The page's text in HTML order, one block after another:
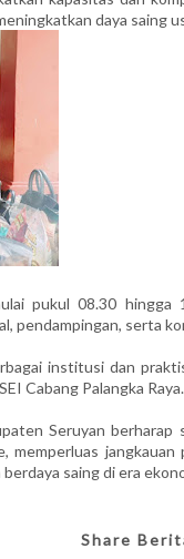
daya saing
pukul 08.30
pendampingan, serta
institusi dan
Cabang Palangka Raya.
Seruyan berharap
saing di era
Share